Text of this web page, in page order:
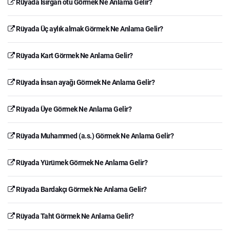
Rüyada Isırgan otu Görmek Ne Anlama Gelir?
Rüyada Üç aylık almak Görmek Ne Anlama Gelir?
Rüyada Kart Görmek Ne Anlama Gelir?
Rüyada İnsan ayağı Görmek Ne Anlama Gelir?
Rüyada Üye Görmek Ne Anlama Gelir?
Rüyada Muhammed (a.s.) Görmek Ne Anlama Gelir?
Rüyada Yürümek Görmek Ne Anlama Gelir?
Rüyada Bardakçı Görmek Ne Anlama Gelir?
Rüyada Taht Görmek Ne Anlama Gelir?